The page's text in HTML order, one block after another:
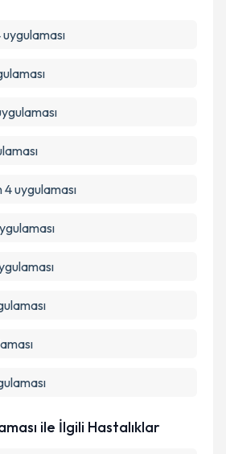
Talebini Gönder
4 uygulaması
ile İlgili Hastalıklar